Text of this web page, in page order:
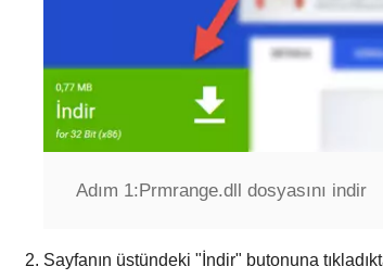
Adım 1:Prmrange.dll dosyasını indir
Sayfanın üstündeki " İndir" butonuna